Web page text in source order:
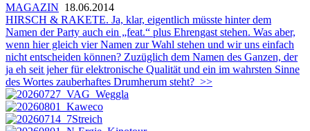
MAGAZIN 18.06.2014
HIRSCH & RAKETE. Ja, klar, eigentlich müsste hinter dem
Namen der Party auch ein „feat.“ plus Ehrengast stehen. Was aber,
wenn hier gleich vier Namen zur Wahl stehen und wir uns einfach
nicht entscheiden können? Zuzüglich dem Namen des Ganzen, der
ja eh seit jeher für elektronische Qualität und ein im wahrsten Sinne
des Wortes zauberhaftes Drumherum steht? >>